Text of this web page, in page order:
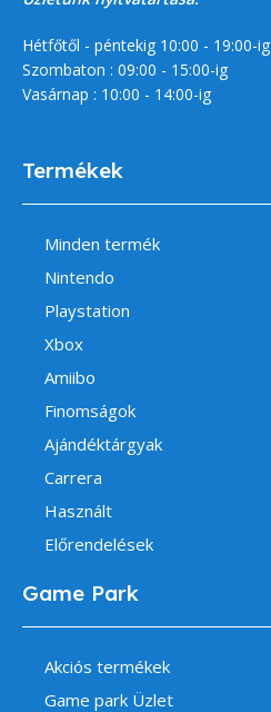
Hétfőtől - péntekig 10:00 - 19:00-ig
Szombaton : 09:00 - 15:00-ig
Vasárnap : 10:00 - 14:00-ig
Termékek
Minden termék
Nintendo
Playstation
Xbox
Amiibo
Finomságok
Ajándéktárgyak
Carrera
Használt
Előrendelések
Game Park
Akciós termékek
Game park Üzlet